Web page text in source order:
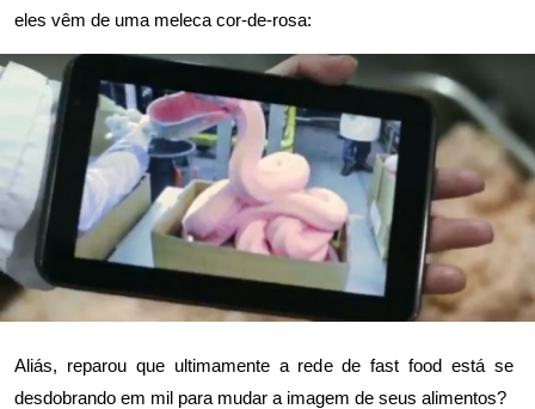
eles vêm de uma meleca cor-de-rosa:
Aliás, reparou que ultimamente a rede de fast food está se
desdobrando em mil para mudar a imagem de seus alimentos?